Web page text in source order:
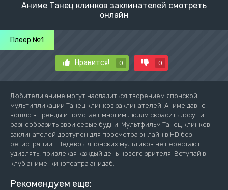
Аниме Танец клинков заклинателей смотреть
онлайн
Плеер №1
Нравится! 0 0
Любители аниме могут насладиться творением японской
мультипликации Танец клинков заклинателей. Аниме давно
вошло в тренды и помогает многим людям скрасить досуг и
разнообразить свои серые будни. Мультфильм Танец клинков
заклинателей доступен для просмотра онлайн в HD без
регистрации. Шедевры японских мультиков не перестают
удивлять, привлекая каждый день нового зрителя. Вступай в
клуб аниме-кинотеатра анидаб.
Рекомендуем еще: